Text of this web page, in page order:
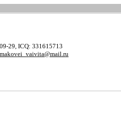
29, ICQ: 331615713
makovei_vaivita@mail.ru